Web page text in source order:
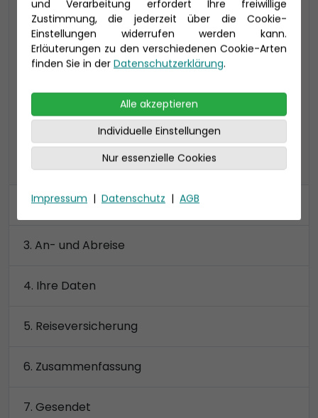
2-Bett Panorama Suite (SP)
44-45 qm (bis zu 4 Personen), inkl.
privatem Sonnendeck
2 Badezimmer, begehbarer Kleiderschrank
Preis 5.630 €
alle Kategorien anzeigen
Kabine
An- und Abreise
Ihre Daten
Reiseversicherung
Zusammenfassung
Gesendet
und Verarbeitung erfordert Ihre freiwillige
Zustimmung, die jederzeit über die Cookie-
Einstellungen widerrufen werden kann.
Erläuterungen zu den verschiedenen Cookie-Arten
finden Sie in der Datenschutzerklärung.
Alle akzeptieren
Individuelle Einstellungen
Nur essenzielle Cookies
Impressum | Datenschutz | AGB